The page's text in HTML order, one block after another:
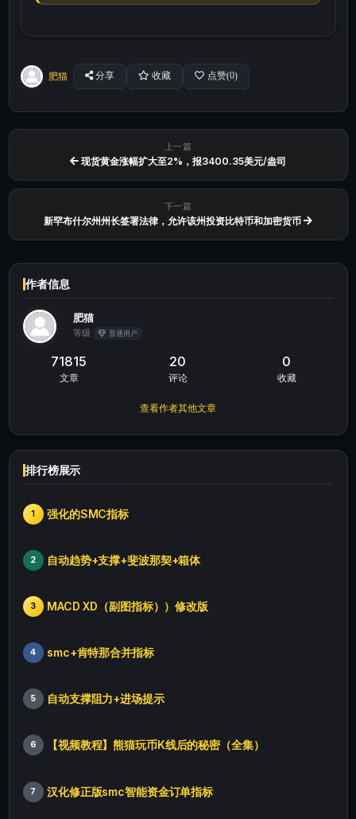
肥猫 分享 收藏 点赞(0)
上一篇
现货黄金涨幅扩大至2%，报3400.35美元/盎司
下一篇
新罕布什尔州州长签署法律，允许该州投资比特币和加密货币
作者信息
肥猫
等级 普通用户
71815
文章
20
评论
0
收藏
查看作者其他文章
排行榜展示
1 强化的SMC指标
2 自动趋势+支撑+斐波那契+箱体
3 MACD XD（副图指标））修改版
4 smc+肯特那合并指标
5 自动支撑阻力+进场提示
6 【视频教程】熊猫玩币K线后的秘密（全集）
7 汉化修正版smc智能资金订单指标